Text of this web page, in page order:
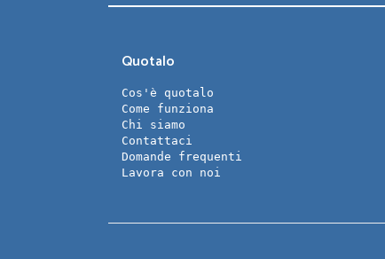
Quotalo
Cos'è quotalo
Come funziona
Chi siamo
Contattaci
Domande frequenti
Lavora con noi